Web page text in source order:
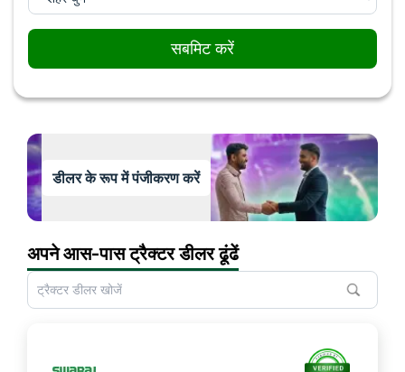
सबमिट करें
डीलर के रूप में पंजीकरण करें
अपने आस-पास ट्रैक्टर डीलर ढूंढें